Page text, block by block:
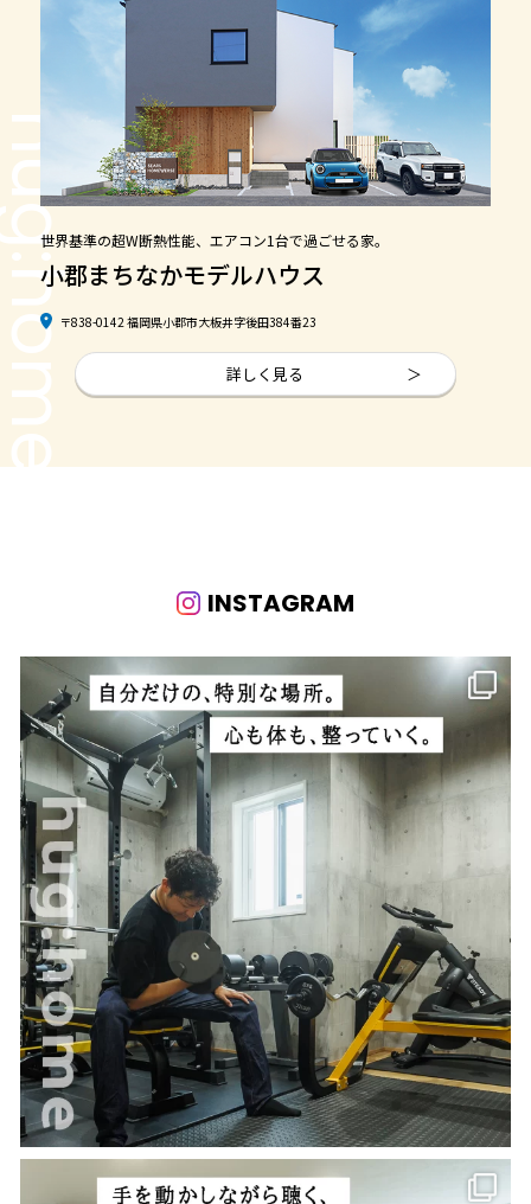
世界基準の超W断熱性能、エアコン1台で過ごせる家。
小郡まちなかモデルハウス
〒838-0142 福岡県小郡市大板井字後田384番23
詳しく見る
INSTAGRAM